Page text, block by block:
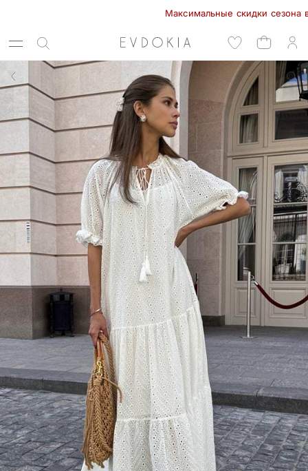
Максимальные скидки сезона в